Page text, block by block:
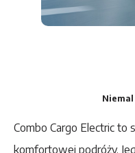
Niemal
Combo Cargo Electric to
komfortowej podróży.